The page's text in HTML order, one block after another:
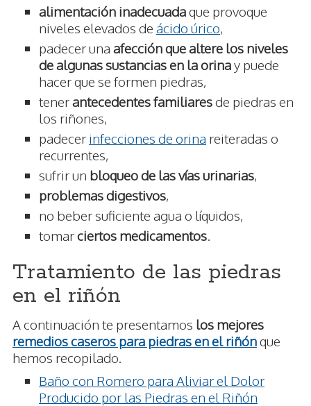
alimentación inadecuadaque provoque
niveles elevados de ácido úrico,
padecer una afección que altere los niveles
de algunas sustancias en la orinay puede
hacer que se formen piedras,
tenerantecedentes familiaresde piedras en
los riñones,
padecer infecciones de orina reiteradas o
recurrentes,
sufrir un bloqueo de las vías urinarias,
problemas digestivos,
no beber suficiente agua o líquidos,
tomarciertos medicamentos
Tratamiento de las piedras
en el riñón
A continuación te presentamos los mejores
remedios caseros para piedras en el riñónque
hemos recopilado.
Baño con Romero para Aliviar el Dolor
Producido por las Piedras en el Riñón